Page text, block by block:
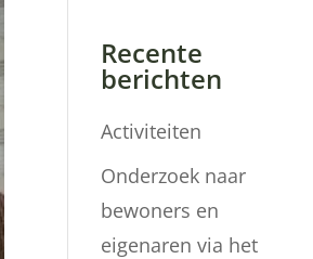
Recente
berichten
Activiteiten
Onderzoek naar
bewoners en
eigenaren via het